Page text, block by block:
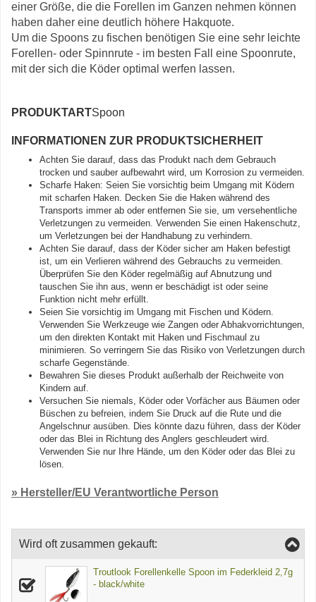
einer Größe, die die Forellen im Ganzen nehmen können
haben daher eine deutlich höhere Hakquote.
Um die Spoons zu fischen benötigen Sie eine sehr leichte
Forellen- oder Spinnrute - im besten Fall eine Spoonrute,
mit der sich die Köder optimal werfen lassen.
PRODUKTARTSpoon
INFORMATIONEN ZUR PRODUKTSICHERHEIT
Achten Sie darauf, dass das Produkt nach dem Gebrauch
trocken und sauber aufbewahrt wird, um Korrosion zu vermeiden.
Scharfe Haken: Seien Sie vorsichtig beim Umgang mit Ködern
mit scharfen Haken. Decken Sie die Haken während des
Transports immer ab oder entfernen Sie sie, um versehentliche
Verletzungen zu vermeiden. Verwenden Sie einen Hakenschutz,
um Verletzungen bei der Handhabung zu verhindern.
Achten Sie darauf, dass der Köder sicher am Haken befestigt
ist, um ein Verlieren während des Gebrauchs zu vermeiden.
Überprüfen Sie den Köder regelmäßig auf Abnutzung und
tauschen Sie ihn aus, wenn er beschädigt ist oder seine
Funktion nicht mehr erfüllt.
Seien Sie vorsichtig im Umgang mit Fischen und Ködern.
Verwenden Sie Werkzeuge wie Zangen oder Abhakvorrichtungen,
um den direkten Kontakt mit Haken und Fischmaul zu
minimieren. So verringern Sie das Risiko von Verletzungen durch
scharfe Gegenstände.
Bewahren Sie dieses Produkt außerhalb der Reichweite von
Kindern auf.
Versuchen Sie niemals, Köder oder Vorfächer aus Bäumen oder
Büschen zu befreien, indem Sie Druck auf die Rute und die
Angelschnur ausüben. Dies könnte dazu führen, dass der Köder
oder das Blei in Richtung des Anglers geschleudert wird.
Verwenden Sie nur Ihre Hände, um den Köder oder das Blei zu
lösen.
» Hersteller/EU Verantwortliche Person
Wird oft zusammen gekauft:
Troutlook Forellenkelle Spoon im Federkleid 2,7g
- black/white